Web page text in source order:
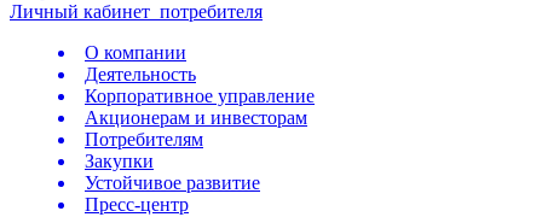
Личный кабинет потребителя
О компании
Деятельность
Корпоративное управление
Акционерам и инвесторам
Потребителям
Закупки
Устойчивое развитие
Пресс-центр